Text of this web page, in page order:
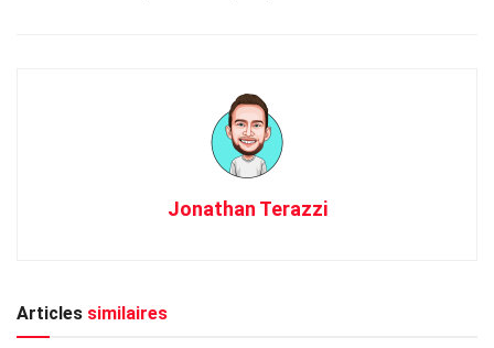
Jonathan Terazzi
Articles similaires